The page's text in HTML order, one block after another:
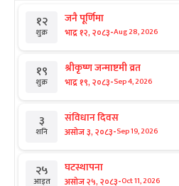
१२
शुक्र
जनै पूर्णिमा
भाद्र १२, २०८३-Aug 28, 2026
१९
शुक्र
श्रीकृष्ण जन्माष्टमी व्रत
भाद्र १९, २०८३-Sep 4, 2026
३
शनि
संविधान दिवस
असोज ३, २०८३-Sep 19, 2026
२५
आइत
घटस्थापना
असोज २५, २०८३-Oct 11, 2026